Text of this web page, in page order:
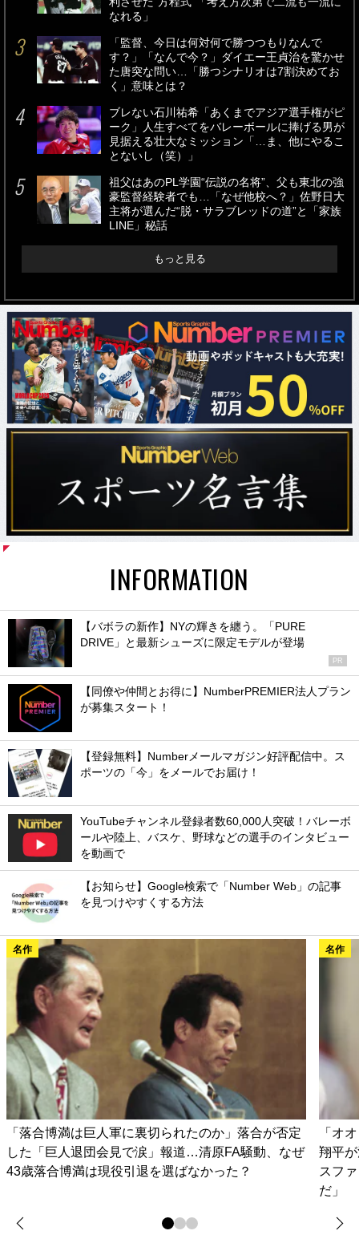
なれる」
「監督、今日は何対何で勝つつもりなんで
す？」「なんで今？」ダイエー王貞治を驚かせ
た唐突な問い…「勝つシナリオは7割決めてお
く」意味とは？
ブレない石川祐希「あくまでアジア選手権がピ
ーク」人生すべてをバレーボールに捧げる男が
見据える壮大なミッション「…ま、他にやるこ
とないし（笑）」
祖父はあのPL学園“伝説の名将”、父も東北の強
豪監督経験者でも…「なぜ他校へ？」佐野日大
主将が選んだ“脱・サラブレッドの道”と「家族
LINE」秘話
もっと見る
INFORMATION
【バボラの新作】NYの輝きを纏う。「PURE
DRIVE」と最新シューズに限定モデルが登場
PR
【同僚や仲間とお得に】NumberPREMIER法人プラン
が募集スタート！
【登録無料】Numberメールマガジン好評配信中。ス
ポーツの「今」をメールでお届け！
YouTubeチャンネル登録者数60,000人突破！バレーボ
ールや陸上、バスケ、野球などの選手のインタビュー
を動画で
【お知らせ】Google検索で「Number Web」の記事
を見つけやすくする方法
名作
「落合博満は巨人軍に裏切られたのか」落合が否定
した「巨人退団会見で涙」報道…清原FA騒動、なぜ
43歳落合博満は現役引退を選ばなかった？
名作
「オ
翔平
スフ
だ」